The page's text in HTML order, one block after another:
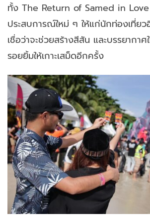
ทั้ง The Return of Samed in Love
ประสบการณ์ใหม่ ๆ ให้แก่นักท่องเที่ย
เชื่อว่าจะช่วยสร้างสีสัน และบรรยากา
รอยยิ้มให้เกาะเสม็ดอีกครั้ง